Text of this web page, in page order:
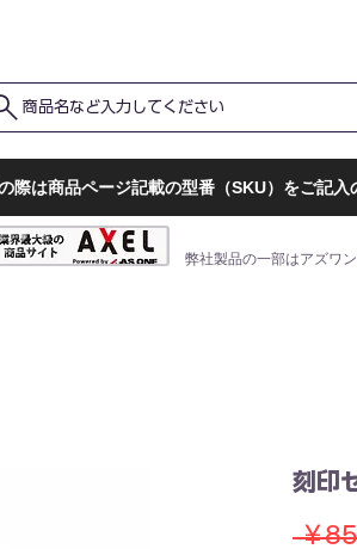
商品名など入力してください
際は商品ページ記載の型番（SKU）をご記
弊社製品の一部はアズワ
刻印
￥